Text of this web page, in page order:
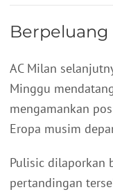
Berpeluang
AC Milan
Minggu
mengamankan
Eropa musim
Pulisic dilaporkan
pertandingan